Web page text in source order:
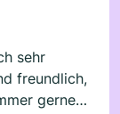
sehr
freundlich,
gerne